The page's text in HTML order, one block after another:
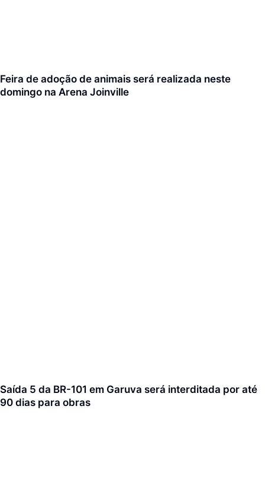
Feira de adoção de animais será realizada neste
domingo na Arena Joinville
Saída 5 da BR-101 em Garuva será interditada por até
90 dias para obras